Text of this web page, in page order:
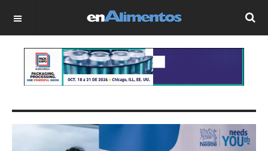
OFF CANVAS